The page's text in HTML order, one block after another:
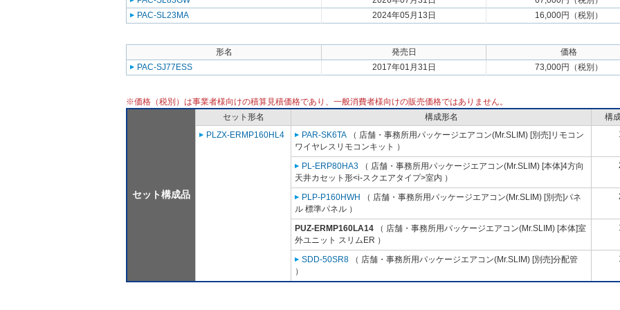
PAC-SL23MA
2024年05月13日 16,000円（税別）
形名 発売日
価格
PAC-SJ77ESS
2017年01月31日 73,000円（税別）
※価格（税別）は事業者様向けの積算見積価格であり、一般消費者様向けの販売価格ではありません。
セット構成品
セット形名 構成形名
構
PLZX-ERMP160HL4
PAR-SK6TA （ 店舗・事務所用パッケージエアコン(Mr.SLIM) [別売]リモコン
ワイヤレスリモコンキット ）
PL-ERP80HA3 （ 店舗・事務所用パッケージエアコン(Mr.SLIM) [本体]4方向
天井カセット形<i-スクエアタイプ>室内 ）
PLP-P160HWH
（ 店舗・事務所用パッケージエアコン(Mr.SLIM) [別売]パネ
ル 標準パネル ）
PUZ-ERMP160LA14 （ 店舗・事務所用パッケージエアコン(Mr.SLIM) [本体]室
外ユニット スリムER ）
SDD-50SR8 （ 店舗・事務所用パッケージエアコン(Mr.SLIM) [別売]分配管
）